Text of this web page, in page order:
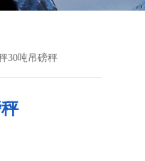
30吨吊磅秤